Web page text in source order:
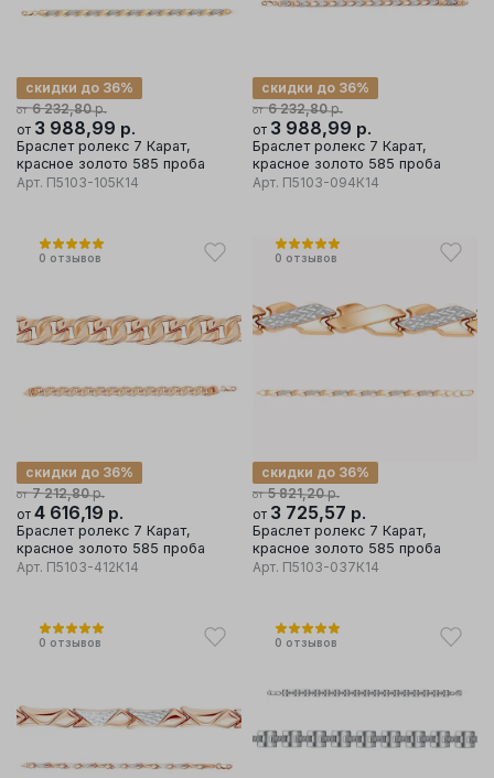
от 6 232,80р.
скидки до 36%
от 3 988,99 р.
Браслет ролекс 7 Карат,
красное золото 585 проба
Арт. П5103-105К14
от 6 232,80р.
скидки до 36%
от 3 988,99 р.
Браслет ролекс 7 Карат,
красное золото 585 проба
Арт. П5103-094К14
0 отзывов
от 7 212,80р.
скидки до 36%
от 4 616,19 р.
Браслет ролекс 7 Карат,
красное золото 585 проба
Арт. П5103-412К14
0 отзывов
от 5 821,20р.
скидки до 36%
от 3 725,57 р.
Браслет ролекс 7 Карат,
красное золото 585 проба
Арт. П5103-037К14
0 отзывов 0 отзывов